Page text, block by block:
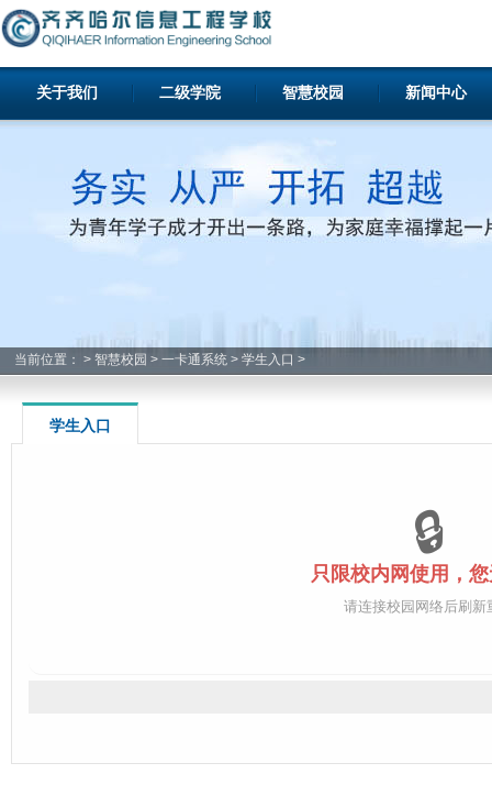
关于我们 二级学院 智慧校园 新闻中心
当前位置： > 智慧校园 > 一卡通系统> 学生入口 >
学生入口
🔒
只限校内网使用，
请连接校园网络后刷新